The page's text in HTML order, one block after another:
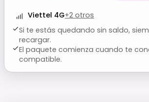
Viettel 4G+2 otros
Si te estás quedando sin saldo,
recargar.
El paquete comienza cuando te
compatible.